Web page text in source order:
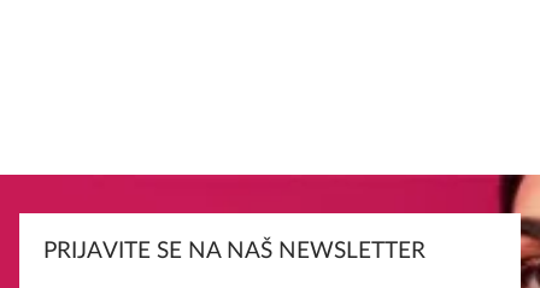
PRIJAVITE SE NA NAŠ NEWSLETTER